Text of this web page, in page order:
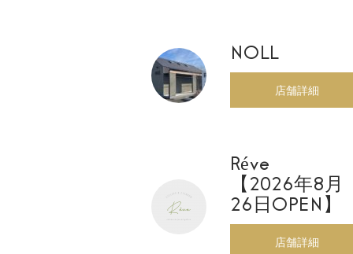
NOLL
店舗詳細
Réve
【2026年8月
26日OPEN】
店舗詳細